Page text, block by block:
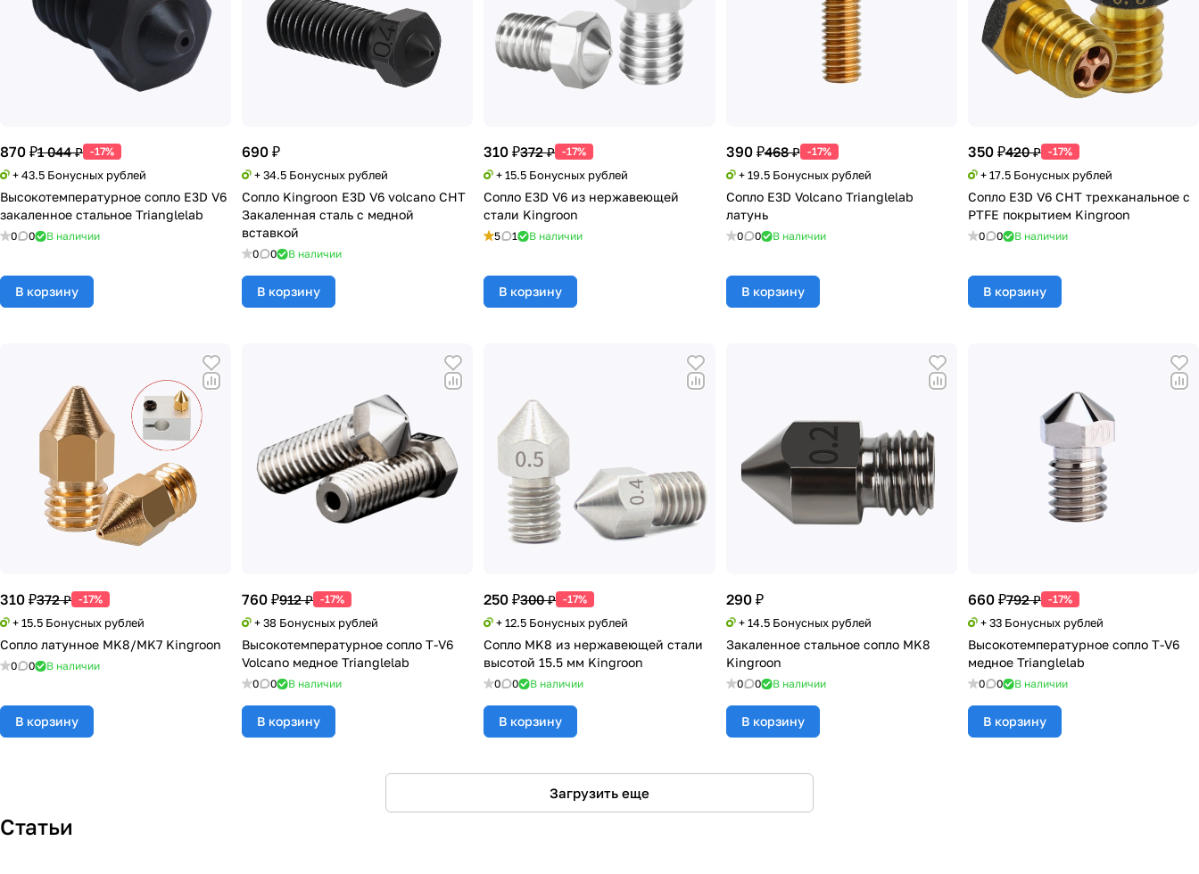
870 ₽1 044 ₽ -17%
+ 43.5 Бонусных рублей
Высокотемпературное сопло E3D V6
закаленное стальное Trianglelab
0 0 В наличии
В корзину
690 ₽
+ 34.5 Бонусных рублей
Сопло Kingroon E3D V6 volcano CHT
Закаленная сталь с медной
вставкой
0 0 В наличии
В корзину
310 ₽372 ₽ -17%
+ 15.5 Бонусных рублей
Сопло E3D V6 из нержавеющей
стали Kingroon
5 1 В наличии
В корзину
390 ₽468 ₽ -17%
+ 19.5 Бонусных рублей
Сопло E3D Volcano Trianglelab
латунь
0 0 В наличии
В корзину
350 ₽420 ₽ -17%
+ 17.5 Бонусных рублей
Сопло E3D V6 CHT трехканальное с
PTFE покрытием Kingroon
0 0 В наличии
В корзину
310 ₽372 ₽ -17%
+ 15.5 Бонусных рублей
Сопло латунное MK8/MK7 Kingroon
0 0 В наличии
В корзину
760 ₽912 ₽ -17%
+ 38 Бонусных рублей
Высокотемпературное сопло T-V6
Volcano медное Trianglelab
0 0 В наличии
В корзину
250 ₽300 ₽ -17%
+ 12.5 Бонусных рублей
Сопло MK8 из нержавеющей стали
высотой 15.5 мм Kingroon
0 0 В наличии
В корзину
290 ₽
+ 14.5 Бонусных рублей
Закаленное стальное сопло MK8
Kingroon
0 0 В наличии
В корзину
660 ₽792 ₽ -17%
+ 33 Бонусных рублей
Высокотемпературное сопло T-V6
медное Trianglelab
0 0 В наличии
В корзину
Загрузить еще
Статьи